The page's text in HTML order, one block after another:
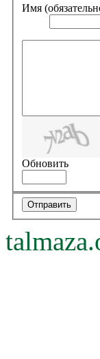
Имя
Обновить